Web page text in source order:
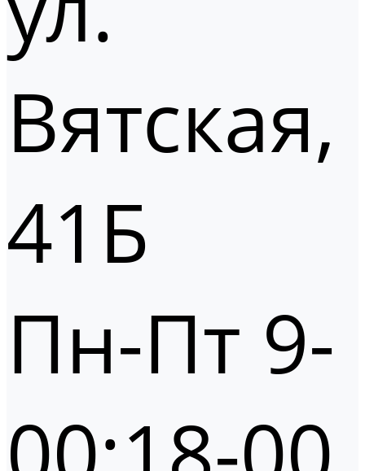
Вятская,
41Б
Пн-Пт 9-